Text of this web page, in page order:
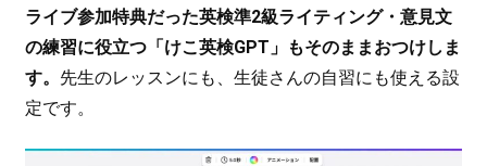
ライブ参加特典だった英検準2級ライティング・意見文
の練習に役立つ「けこ英検GPT」もそのままおつけしま
す。 先生のレッスンにも、生徒さんの自習にも使える設
定です。